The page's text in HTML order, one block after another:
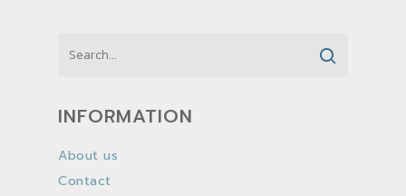
INFORMATION
About us
Contact